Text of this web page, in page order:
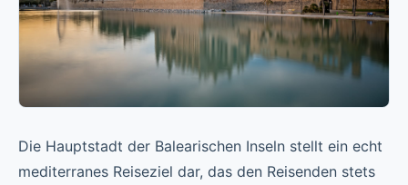
Die Hauptstadt der Balearischen Inseln stellt ein echt
mediterranes Reiseziel dar, das den Reisenden stets